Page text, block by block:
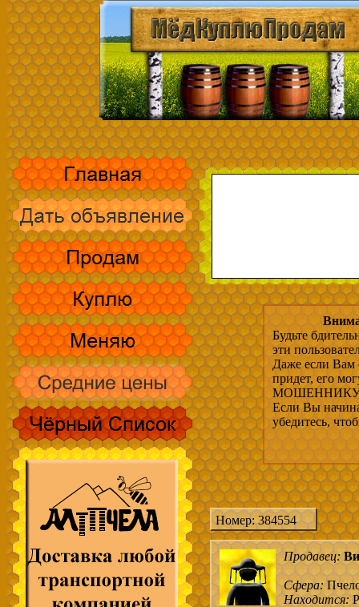
Будьте
эти
Даже если Вам
придет, его
МОШЕННИКУ,
Если Вы
убедитесь,
Номер: 384554
Продавец:
Сфера:
Находится: